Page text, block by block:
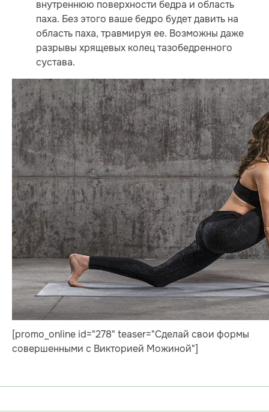
внутреннюю поверхности бедра и область
паха. Без этого ваше бедро будет давить на
область паха, травмируя ее. Возможны даже
разрывы хрящевых колец тазобедренного
сустава.
[promo_online id="278" teaser="Сделай свои формы
совершенными с Викторией Можиной"]